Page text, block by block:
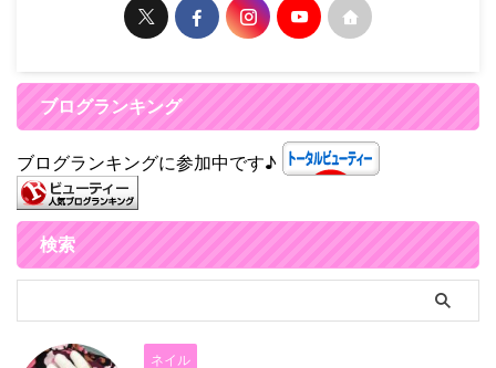
ブログランキング
ブログランキングに参加中です♪
検索
ネイル